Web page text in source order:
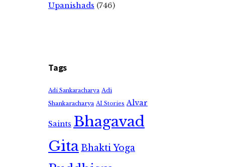
Upanishads (746)
Tags
Adi Sankaracharya Adi
Shankaracharya AI Stories Alvar
Saints Bhagavad
GitaBhakti Yoga